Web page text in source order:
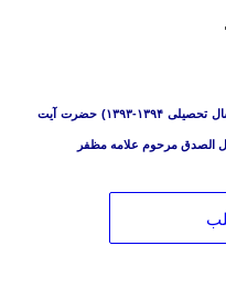
دانلود فایل صوتی جلسات درس خارج کلام (سال تحصیلی ۱۳۹۴-۱۳۹۳) حضرت آیت
الصدق مرحوم علامه مظفر